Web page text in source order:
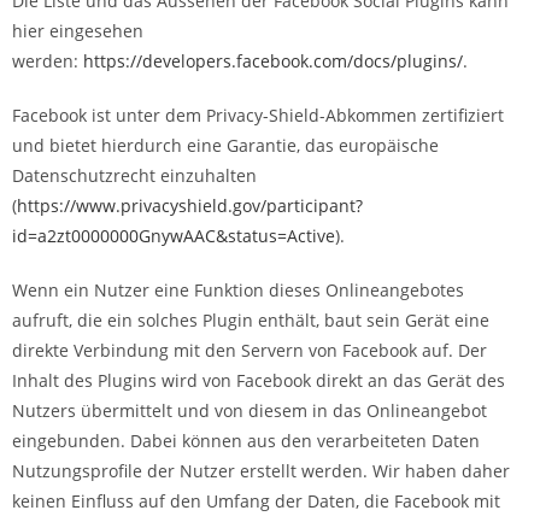
hier eingesehen
werden: https://developers.facebook.com/docs/plugins/.
Facebook ist unter dem Privacy-Shield-Abkommen zertifiziert
und bietet hierdurch eine Garantie, das europäische
Datenschutzrecht einzuhalten
(https://www.privacyshield.gov/participant?
id=a2zt0000000GnywAAC&status=Active).
Wenn ein Nutzer eine Funktion dieses Onlineangebotes
aufruft, die ein solches Plugin enthält, baut sein Gerät eine
direkte Verbindung mit den Servern von Facebook auf. Der
Inhalt des Plugins wird von Facebook direkt an das Gerät des
Nutzers übermittelt und von diesem in das Onlineangebot
eingebunden. Dabei können aus den verarbeiteten Daten
Nutzungsprofile der Nutzer erstellt werden. Wir haben daher
keinen Einfluss auf den Umfang der Daten, die Facebook mit